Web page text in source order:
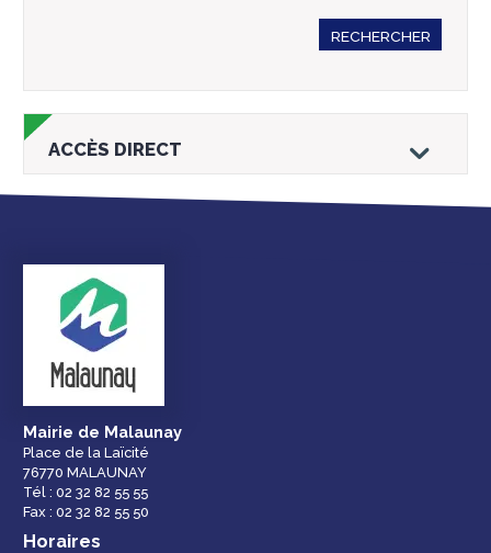
RECHERCHER
ACCÈS DIRECT
Droits et
démarches
Espace famille
Mairie de Malaunay
Place de la Laïcité
76770 MALAUNAY
Tél : 02 32 82 55 55
Fax : 02 32 82 55 50
Horaires